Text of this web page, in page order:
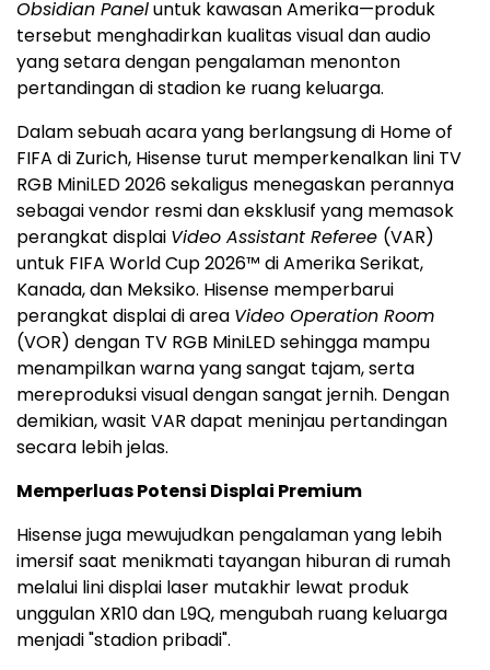
Obsidian Paneluntuk kawasan Amerika—produk
tersebut menghadirkan kualitas visual dan audio
yang setara dengan pengalaman menonton
pertandingan di stadion ke ruang keluarga.
Dalam sebuah acara yang berlangsung di Home of
FIFA di Zurich, Hisense turut memperkenalkan lini TV
RGB MiniLED 2026 sekaligus menegaskan perannya
sebagai vendor resmi dan eksklusif yang memasok
perangkat displai Video Assistant Referee (VAR)
untuk FIFA World Cup 2026™ di Amerika Serikat,
Kanada, dan Meksiko. Hisense memperbarui
perangkat displai di area Video Operation Room
(VOR) dengan TV RGB MiniLED sehingga mampu
menampilkan warna yang sangat tajam, serta
mereproduksi visual dengan sangat jernih. Dengan
demikian, wasit VAR dapat meninjau pertandingan
secara lebih jelas.
Memperluas Potensi Displai Premium
Hisense juga mewujudkan pengalaman yang lebih
imersif saat menikmati tayangan hiburan di rumah
melalui lini displai laser mutakhir lewat produk
unggulan XR10 dan L9Q, mengubah ruang keluarga
menjadi "stadion pribadi".